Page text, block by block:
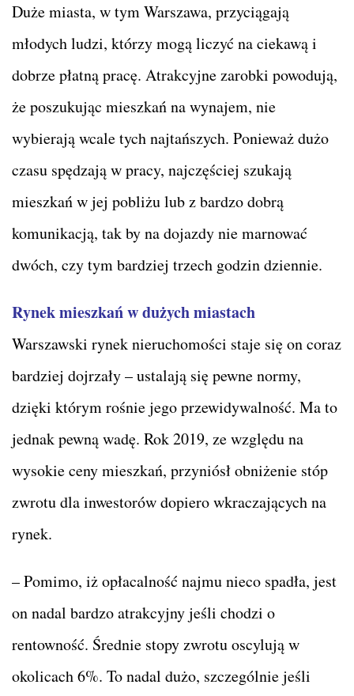
Duże miasta, w tym Warszawa, przyciągają
młodych ludzi, którzy mogą liczyć na ciekawą i
dobrze płatną pracę. Atrakcyjne zarobki powodują,
że poszukując mieszkań na wynajem, nie
wybierają wcale tych najtańszych. Ponieważ dużo
czasu spędzają w pracy, najczęściej szukają
mieszkań w jej pobliżu lub z bardzo dobrą
komunikacją, tak by na dojazdy nie marnować
dwóch, czy tym bardziej trzech godzin dziennie.
Rynek mieszkań w dużych miastach
Warszawski rynek nieruchomości staje się on coraz
bardziej dojrzały – ustalają się pewne normy,
dzięki którym rośnie jego przewidywalność. Ma to
jednak pewną wadę. Rok 2019, ze względu na
wysokie ceny mieszkań, przyniósł obniżenie stóp
zwrotu dla inwestorów dopiero wkraczających na
rynek.
– Pomimo, iż opłacalność najmu nieco spadła, jest
on nadal bardzo atrakcyjny jeśli chodzi o
rentowność. Średnie stopy zwrotu oscylują w
okolicach 6%. To nadal dużo, szczególnie jeśli